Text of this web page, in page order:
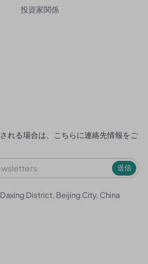
投資家関係
れる場合は、こちらに連絡先情報をご
送信
District, Beijing City, China